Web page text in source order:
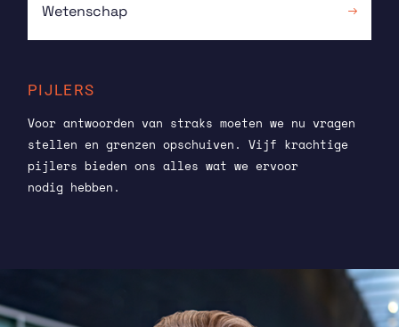
Wetenschap
PIJLERS
Voor antwoorden van straks moeten we nu vragen
stellen en grenzen opschuiven. Vijf krachtige
pijlers bieden ons alles wat we ervoor
nodig hebben.